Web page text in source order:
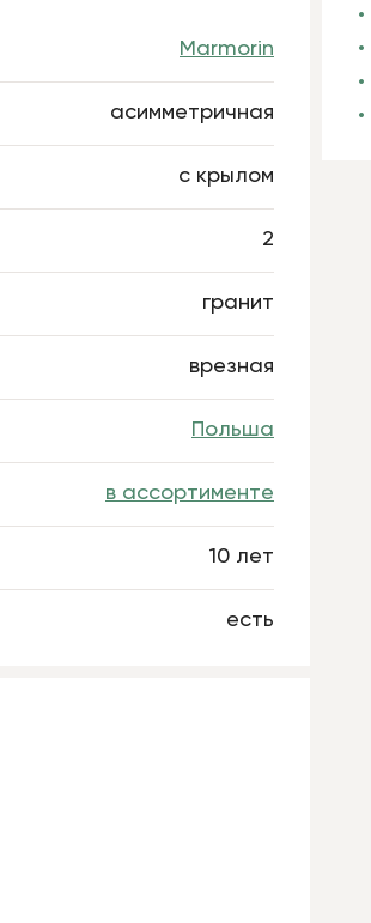
Marmorin
асимметричная
с крылом
2
гранит
врезная
Польша
в ассортименте
10 лет
есть